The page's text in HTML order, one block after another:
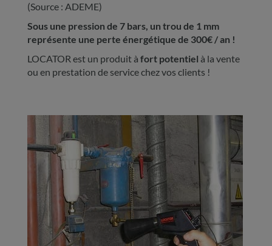
(Source : ADEME)
Sous une pression de 7 bars, un trou de 1 mm
représente une perte énergétique de 300€ / an !
LOCATOR est un produit à fort potentiel à la vente
ou en prestation de service chez vos clients !